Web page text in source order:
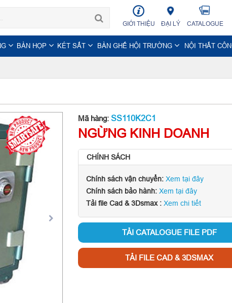
GIỚI THIỆU ĐẠI LÝ CATALOGUE
BÀN HỌP KÉT SẮT BÀN GHẾ HỘI TRƯỜNG NỘI THẤT
Mã hàng:SS110K2C1
NGỪNG KINH DOANH
CHÍNH SÁCH
Chính sách vận chuyển:Xem tại đây
Chính sách bảo hành:Xem tại đây
Tải file Cad & 3Dsmax :Xem chi tiết
TẢI CATALOGUE FILE PDF
TẢI FILE CAD & 3DSMAX